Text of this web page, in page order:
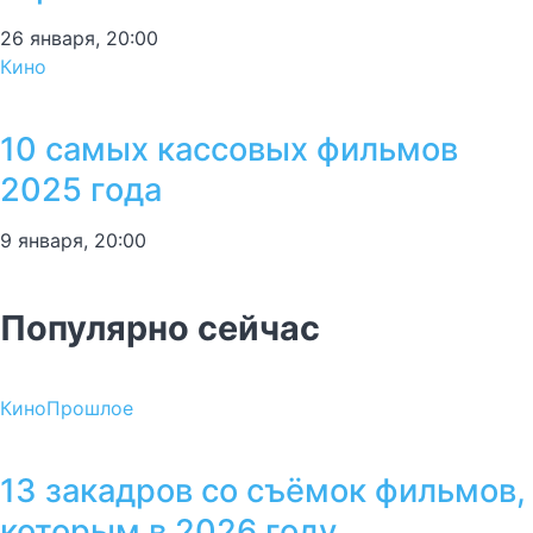
26 января, 20:00
Кино
10 самых кассовых фильмов
2025 года
9 января, 20:00
Популярно сейчас
КиноПрошлое
13 закадров со съёмок фильмов,